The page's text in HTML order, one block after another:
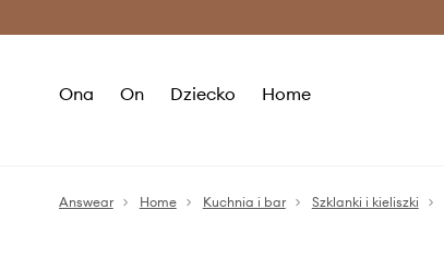
Ona On Dziecko Home
Answear Home Kuchnia i bar Szklanki i kieliszki